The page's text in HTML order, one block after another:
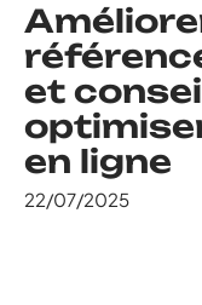
et
en ligne
22/07/2025